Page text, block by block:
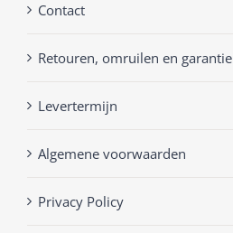
Contact
Retouren, omruilen en garantie
Levertermijn
Algemene voorwaarden
Privacy Policy